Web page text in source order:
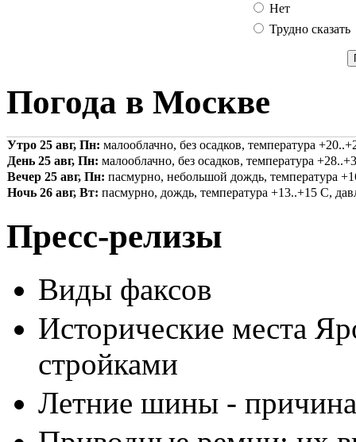
Нет
Трудно сказать
Погода в Москве
Утро 25 авг, Пн: малооблачно, без осадков, температура
День 25 авг, Пн: малооблачно, без осадков, температура
Вечер 25 авг, Пн: пасмурно, небольшой дождь, температура
Ночь 26 авг, Вт: пасмурно, дождь, температура +13..+15 С,
Пресс-релизы
Виды факсов
Исторические места
стройками
Летние шины -